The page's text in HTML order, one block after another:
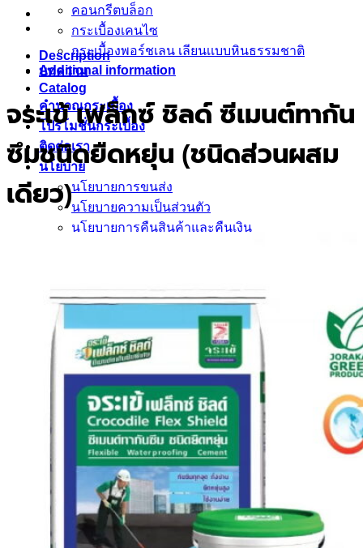
คอนกรีตบล็อก
กระเบื้องเคนไซ
กระเบื้องพอร์ชเลน เลียนเเบบหินธรรมชาติ
บทความ
Catalog
คำนวณกระเบื้อง
โปรโมชั่นกระเบื้อง
ติดต่อเรา
นโยบาย
นโยบายการขนส่ง
นโยบายความเป็นส่วนตัว
นโยบายการคืนสินค้าและคืนเงิน
Blezz
Kenzai
Cotto
Kera
กระเบื้องประเภทต่างๆ
กระเบื้องสระว่ายน้ำ
กระเบื้องลายโบราณ
กระเบื้องแกรนิตโต้
กระเบื้อง Porcelain
Description
Additional information
จระเข้ เฟล็กซ์ ชิลด์ ซีเมนต์ทากัน
ซึมชนิดยืดหยุ่น (ชนิดส่วนผสม
เดียว)